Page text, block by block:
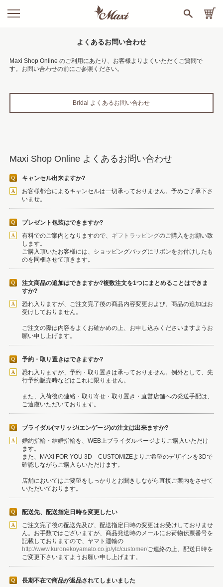
よくあるお問い合わせ
Maxi Shop Online のご利用にあたり、お客様よりよくいただくご質問で
す。お問い合わせの前にご参照ください。
Bridal よくあるお問い合わせ
Maxi Shop Online よくあるお問い合わせ
キャンセル出来ますか?
お客様都合によるキャンセルは一切承っておりません。予めご了承下さ
いませ。
プレゼント包装はできますか?
有料でのご案内となりますので、
ギフトラッピングのご購入をお願い致
します。
ご購入頂いたお客様には、ショッピングバッグにリボンをお付けしたも
のを同梱させて頂きます。
注文商品の追加はできますか?複数注文を1つにまとめることはできま
すか?
恐れ入りますが、ご注文完了後の商品内容変更および、商品の追加はお
受けしておりません。
ご注文の際は内容をよくお確かめの上、お申し込みくださいますようお
願い申し上げます。
予約・取り置きはできますか?
恐れ入りますが、予約・取り置きは承っておりません。例外として、先
行予約販売時などはこれに限りません。
また、入荷後の連絡・取り寄せ・取り置き・直営店舗への発送手配は、
ご遠慮いただいております。
ブライダル(マリッジ/エンゲージ)の注文は出来ますか?
婚約指輪・結婚指輪を、WEB上ブライダルページよりご購入いただけ
ます。
また、MAXI FOR YOU 3D CUSTOMIZEよりご希望のデザインを3Dで
確認しながらご購入もいただけます。
店舗においてはご要望をしっかりとお聞きしながら直接ご案内をさせて
いただいております。
配送先、配送指定日時を変更したい
ご注文完了後の配送先及び、配送指定日時の変更はお受けしておりませ
ん。お手数ではございますが、商品発送時のメールにお荷物伝票番号を
記載しておりますので、ヤマト運輸の
http://www.kuronekoyamato.co.jp/ytc/customer/ご連絡の上、配送日時を
ご変更下さいますようお願い申し上げます。
長期不在で商品が返品されてしまいました